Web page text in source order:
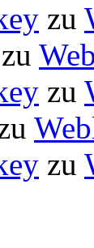
zu
zu
zu
zu